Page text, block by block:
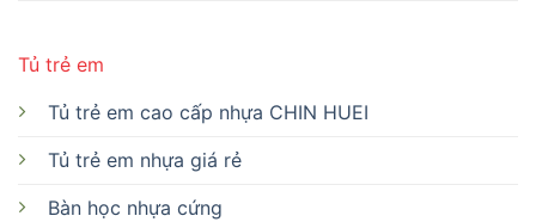
Tủ trẻ em
Tủ trẻ em cao cấp nhựa CHIN HUEI
Tủ trẻ em nhựa giá rẻ
Bàn học nhựa cứng